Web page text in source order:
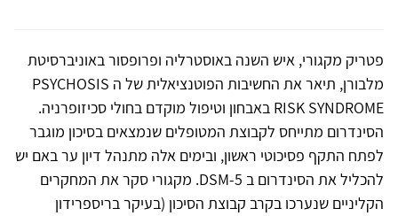
פטריק מקגורי, איש השנה באוסטרליה ופרופסור באוניברסיטת
מלבורן, תיאר את החשיבות הפוטנציאלית של ה PSYCHOSIS
RISK SYNDROME באבחון וטיפול מוקדם בחולי סכיזופרניה.
הסינדרום מתייחס לקבוצת המטופלים שנמצאים בסיכון מוגבר
לפתח התקף פסיכוטי ראשון, ובימים אלה מתנהל דיון ער באם יש
להכליל את הסינדרום ב DSM-5. מקגורי סקר את המחקרים
הקליניים שנערכו בקרב קבוצת הסיכון (בעיקר בריספרידון